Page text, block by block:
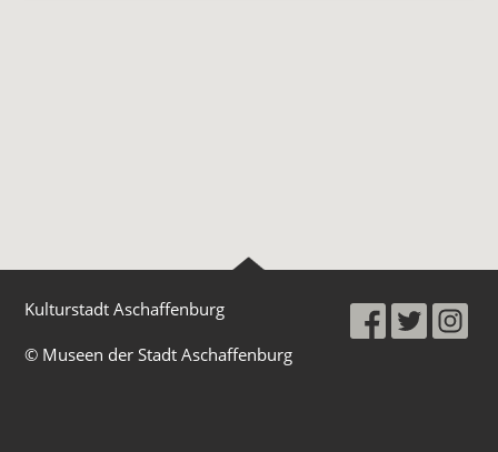
Kulturstadt Aschaffenburg
© Museen der Stadt Aschaffenburg